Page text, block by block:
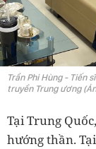
Trần Phi Hùng - Tiến
truyền Trung ương
Tại Trung
hướng thần.